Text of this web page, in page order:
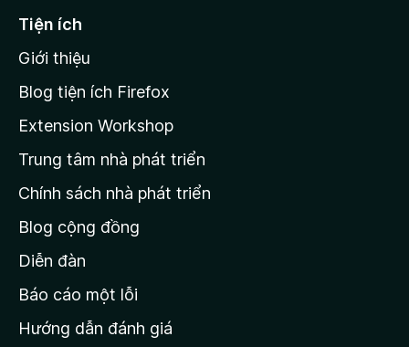
ế
t
r
n
g
c
ủ
M
o
i
Tiện ích
Giới thiệu
Blog tiện ích Firefox
Extension Workshop
Trung tâm nhà phát triển
Chính sách nhà phát triển
Blog cộng đồng
Diễn đàn
Báo cáo một lỗi
Hướng dẫn đánh giá